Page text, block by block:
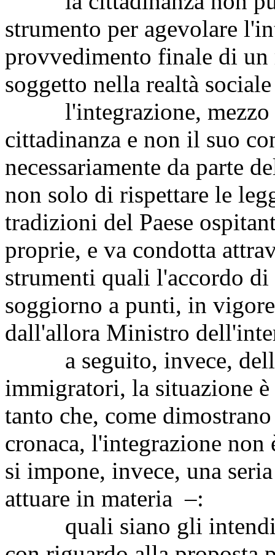
strumento per agevolare
provvedimento finale di un
soggetto nella realtà
l'integrazione, mezzo
cittadinanza e non il suo
necessariamente da parte
non solo di rispettare le
tradizioni del Paese
proprie, e va condotta
strumenti quali l'accordo
soggiorno a punti, in
dall'allora Ministro
a seguito, invece,
immigratori, la situazione
tanto che, come
cronaca, l'integrazione
si impone, invece, una
attuare in materia –:
quali siano gli